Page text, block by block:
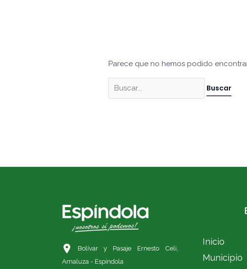
Parece que no hemos podido
Bolívar y Pasaje Ernesto Celi,
Amaluza - Espíndola
Inicio
Municipio